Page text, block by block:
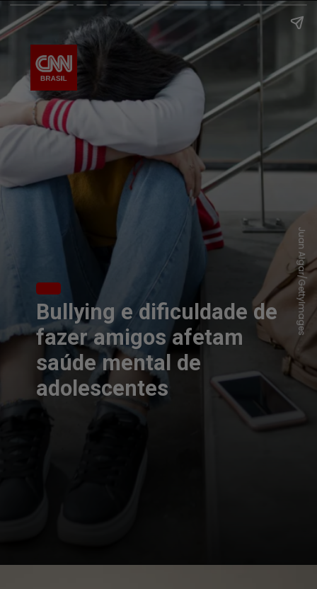
Bullying e dificuldade de
fazer amigos afetam
saúde mental de
adolescentes
Juan Algar/GettyImages